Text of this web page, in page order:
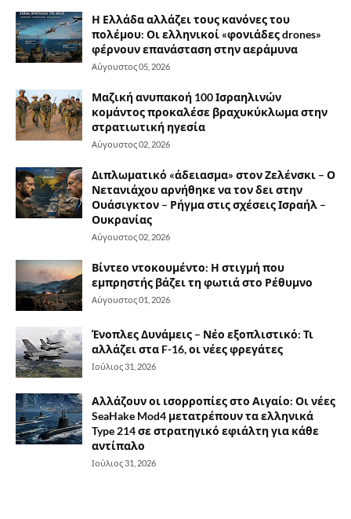
Η Ελλάδα αλλάζει τους κανόνες του
πολέμου: Οι ελληνικοί «φονιάδες drones»
φέρνουν επανάσταση στην αεράμυνα
Αύγουστος 05, 2026
Μαζική ανυπακοή 100 Ισραηλινών
κομάντος προκαλέσε βραχυκύκλωμα στην
στρατιωτική ηγεσία
Αύγουστος 02, 2026
Διπλωματικό «άδειασμα» στον Ζελένσκι – Ο
Νετανιάχου αρνήθηκε να τον δει στην
Ουάσιγκτον – Ρήγμα στις σχέσεις Ισραήλ –
Ουκρανίας
Αύγουστος 02, 2026
Βίντεο ντοκουμέντο: Η στιγμή που
εμπρηστής βάζει τη φωτιά στο Ρέθυμνο
Αύγουστος 01, 2026
Ένοπλες Δυνάμεις – Νέο εξοπλιστικό: Τι
αλλάζει στα F-16, οι νέες φρεγάτες
Ιούλιος 31, 2026
Αλλάζουν οι ισορροπίες στο Αιγαίο: Οι νέες
SeaHake Mod4 μετατρέπουν τα ελληνικά
Type 214 σε στρατηγικό εφιάλτη για κάθε
αντίπαλο
Ιούλιος 31, 2026